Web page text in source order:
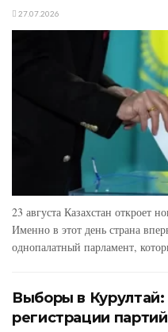
27.07.2026
23 августа Казахстан откроет
Именно в этот день страна
однопалатный парламент,
Выборы в
регистрации